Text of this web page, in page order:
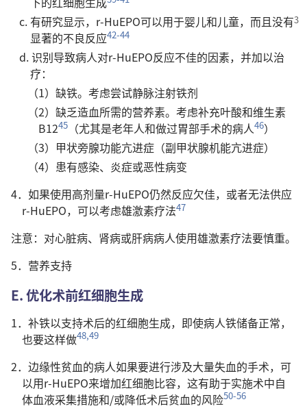
c. 有研究显示，r-HuEPO可以用于婴儿和儿童，而且没有
显著的不良反应42-44
d. 识别导致病人对r-HuEPO反应不佳的因素，并加以治
疗：
（1）缺铁。考虑尝试静脉注射铁剂
（2）缺乏造血所需的营养素。考虑补充叶酸和维生素
B1245 （尤其是老年人和做过胃部手术的病人46）
（3）甲状旁腺功能亢进症（副甲状腺机能亢进症）
（4）患有感染、炎症或恶性病变
4．如果使用高剂量r-HuEPO仍然反应欠佳，或者无法供应
r-HuEPO，可以考虑雄激素疗法47
注意：对心脏病、肾病或肝病病人使用雄激素疗法要慎重。
5．营养支持
E. 优化术前红细胞生成
1．补铁以支持术后的红细胞生成，即使病人铁储备正常，
也要这样做48,49
2．边缘性贫血的病人如果要进行涉及大量失血的手术，可
以用r-HuEPO来增加红细胞比容，这有助于实施术中自
体血液采集措施和/或降低术后贫血的风险50-56